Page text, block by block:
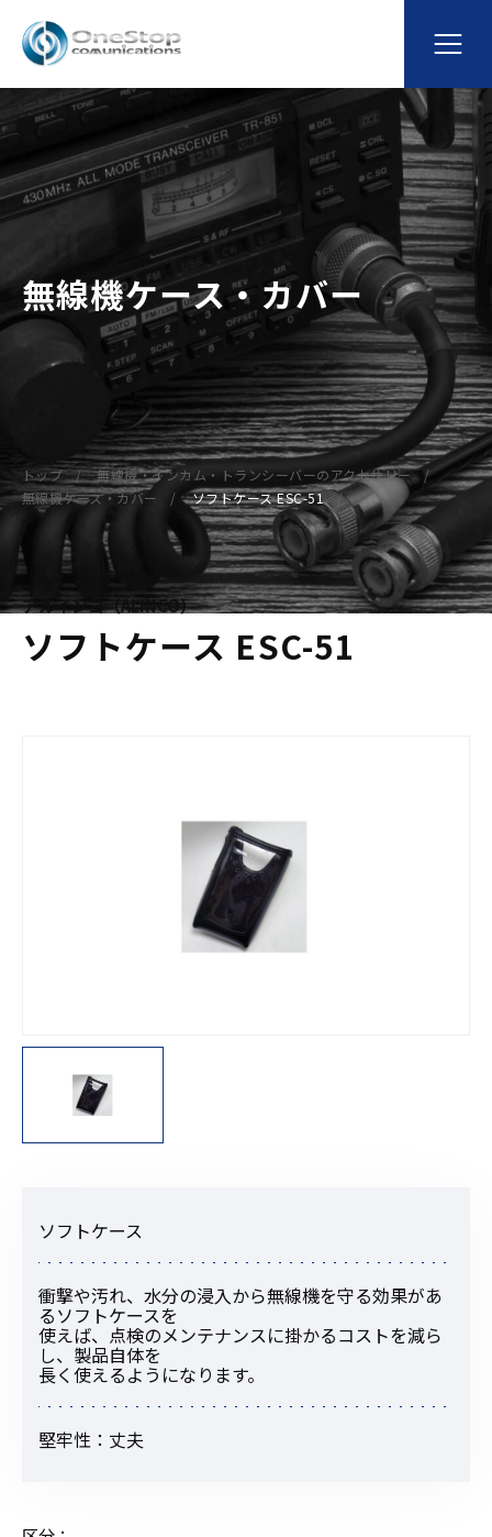
無線機ケース・カバー
トップ
無線機・インカム・トランシーバーのアクセサリー
無線機ケース・カバー
ソフトケース ESC-51
アルインコ（ALINCO）
ソフトケース ESC-51
ソフトケース
衝撃や汚れ、水分の浸入から無線機を守る効果があ
るソフトケースを
使えば、点検のメンテナンスに掛かるコストを減ら
し、製品自体を
長く使えるようになります。
堅牢性：丈夫